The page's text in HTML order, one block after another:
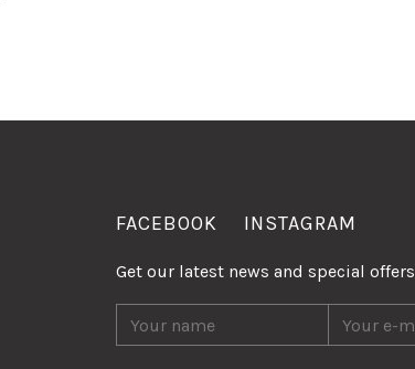
FACEBOOK INSTAGRAM
Get our latest news and special offers